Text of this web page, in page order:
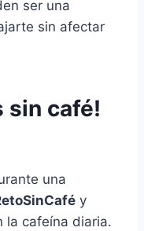
ser una
sin afectar
sin café!
una
y
la cafeína diaria.